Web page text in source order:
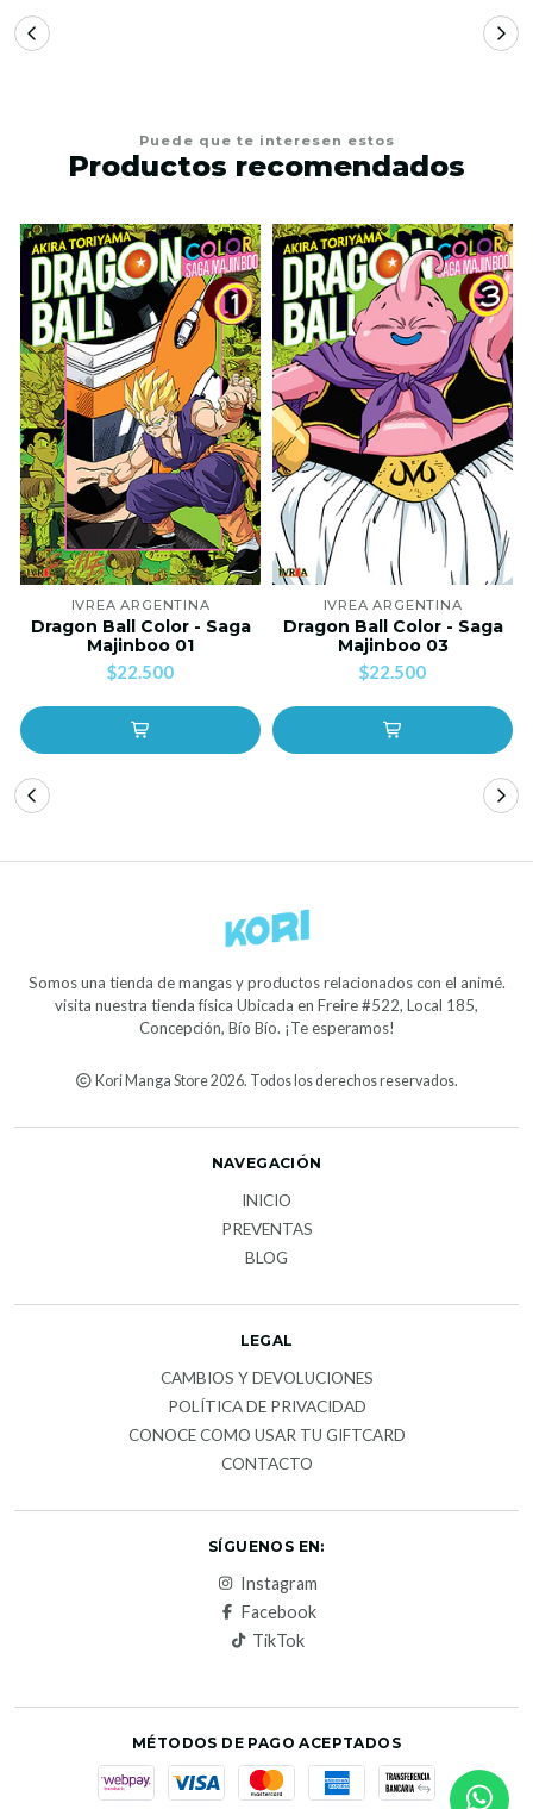
Puede que te interesen estos
Productos recomendados
IVREA ARGENTINA
Dragon Ball Color - Saga
Majinboo 01
$22.500
IVREA ARGENTINA
Dragon Ball Color - Saga
Majinboo 03
$22.500
Somos una tienda de mangas y productos relacionados con el animé.
visita nuestra tienda física Ubicada en Freire #522, Local 185,
Concepción, Bío Bío. ¡Te esperamos!
Kori Manga Store 2026. Todos los derechos reservados.
NAVEGACIÓN
INICIO
PREVENTAS
BLOG
LEGAL
CAMBIOS Y DEVOLUCIONES
POLÍTICA DE PRIVACIDAD
CONOCE COMO USAR TU GIFTCARD
CONTACTO
SÍGUENOS EN:
Instagram
Facebook
TikTok
MÉTODOS DE PAGO ACEPTADOS